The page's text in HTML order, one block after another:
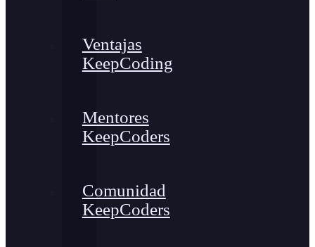
Ventajas
KeepCoding
Mentores
KeepCoders
Comunidad
KeepCoders